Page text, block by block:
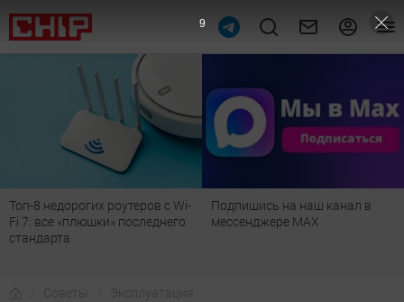
Подпишись на наш канал в
мессенджере МАХ
Рейтинг телевизоров 2026:
лучшие модели для гостиной,
Советы Эксплуатация
8